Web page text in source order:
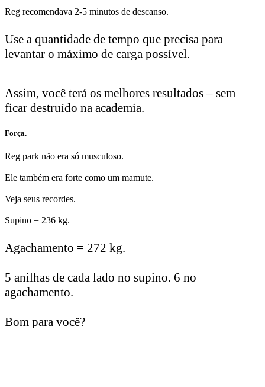
Reg recomendava 2-5 minutos de descanso.
Use a quantidade de tempo que precisa para
levantar o máximo de carga possível.
Assim, você terá os melhores resultados – sem
ficar destruído na academia.
Força.
Reg park não era só musculoso.
Ele também era forte como um mamute.
Veja seus recordes.
Supino = 236 kg.
Agachamento = 272 kg.
5 anilhas de cada lado no supino. 6 no
agachamento.
Bom para você?